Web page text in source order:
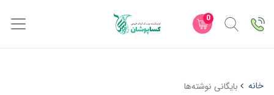
0
خانه بایگانی نوشته‌ها